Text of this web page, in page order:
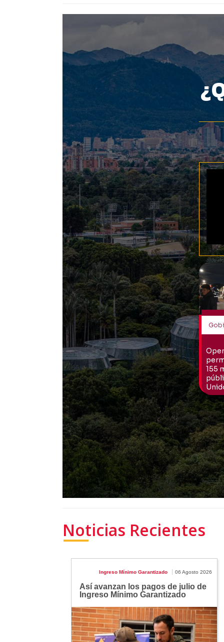
Noticias Recientes
Ingreso Mínimo Garantizado 06 Agosto 2026
Así avanzan los pagos de julio de
Ingreso Mínimo Garantizado